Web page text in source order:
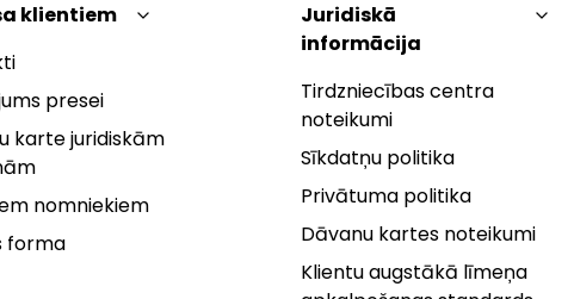
klientiem
presei
karte juridiskām
nomniekiem
forma
Juridiskā
informācija
Tirdzniecības centra
noteikumi
Sīkdatņu politika
Privātuma politika
Dāvanu kartes noteikumi
Klientu augstākā līmeņa